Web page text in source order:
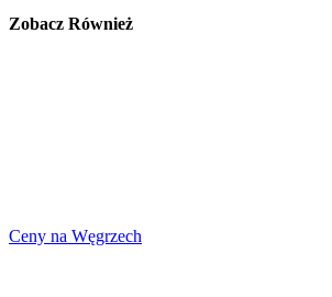
Zobacz Również
Ceny na Węgrzech